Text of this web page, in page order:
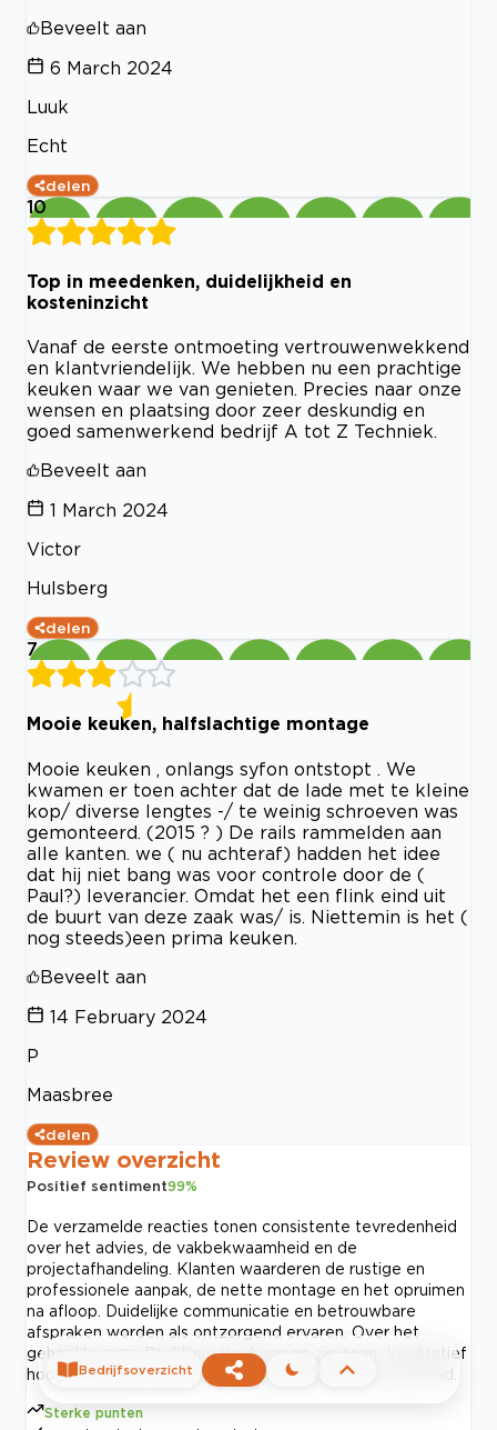
Beveelt aan
6 March 2024
Luuk
Echt
delen
10
Top in meedenken, duidelijkheid en
kosteninzicht
Vanaf de eerste ontmoeting vertrouwenwekkend
en klantvriendelijk. We hebben nu een prachtige
keuken waar we van genieten. Precies naar onze
wensen en plaatsing door zeer deskundig en
goed samenwerkend bedrijf A tot Z Techniek.
Beveelt aan
1 March 2024
Victor
Hulsberg
delen
7
Mooie keuken, halfslachtige montage
Mooie keuken , onlangs syfon ontstopt . We
kwamen er toen achter dat de lade met te kleine
kop/ diverse lengtes -/ te weinig schroeven was
gemonteerd. (2015 ? ) De rails rammelden aan
alle kanten. we ( nu achteraf) hadden het idee
dat hij niet bang was voor controle door de (
Paul?) leverancier. Omdat het een flink eind uit
de buurt van deze zaak was/ is. Niettemin is het (
nog steeds)een prima keuken.
Beveelt aan
14 February 2024
P
Maasbree
delen
Review overzicht
Positief sentiment99%
De verzamelde reacties tonen consistente tevredenheid
over het advies, de vakbekwaamheid en de
projectafhandeling. Klanten waarderen de rustige en
professionele aanpak, de nette montage en het opruimen
na afloop. Duidelijke communicatie en betrouwbare
afspraken worden als ontzorgend ervaren. Over het
geheel leveren Paul Knip Keukens en zijn team kwalitatief
hoogwaardige keukens met blijvende klanttevredenheid.
Sterke punten
Bedrijfsoverzicht